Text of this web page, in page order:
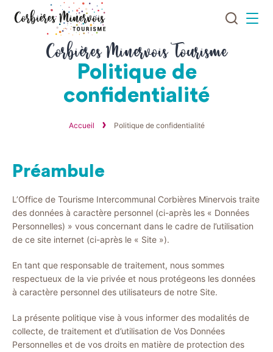
Corbières
Minervois
JeMenu
Corbières Minervois Tourisme
Politique de
confidentialité
Accueil Politique de confidentialité
Préambule
L’Office de Tourisme Intercommunal Corbières Minervois traite
des données à caractère personnel (ci-après les « Données
Personnelles) » vous concernant dans le cadre de l’utilisation
de ce site internet (ci-après le « Site »).
En tant que responsable de traitement, nous sommes
respectueux de la vie privée et nous protégeons les données
à caractère personnel des utilisateurs de notre Site.
La présente politique vise à vous informer des modalités de
collecte, de traitement et d’utilisation de Vos Données
Personnelles et de vos droits en matière de protection des